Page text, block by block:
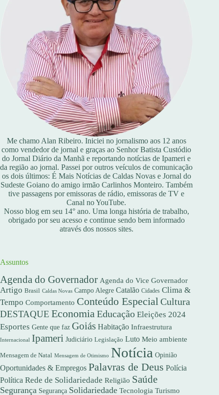
Me chamo Alan Ribeiro. Iniciei no jornalismo aos 12 anos
como vendedor de jornal e graças ao Senhor Batista Custódio
do Jornal Diário da Manhã e reportando notícias de Ipameri e
da região ao jornal. Passei por outros veículos de comunicação
os dois últimos: É Mais Notícias de Caldas Novas e Jornal do
Sudeste Goiano do amigo irmão Carlinhos Monteiro. Também
tive passagens por emissoras de rádio, emissoras de TV e
Canal no YouTube.
Nosso blog em seu 14° ano. Uma longa história de trabalho,
obrigado por seu acesso e continue sendo bem informado
através dos nossos sites.
Assuntos
Agenda do Governador Agenda do Vice Governador
Artigo Brasil Caldas Novas Campo Alegre Catalão Cidades Clima &
Tempo Comportamento Conteúdo EspecialCultura
DESTAQUE EconomiaEducação Eleições 2024
Esportes Gente que faz Goiás Habitação Infraestrutura
Internacional Ipameri Judiciário Legislação Luto Meio ambiente
Mensagem de Natal Mensagem de Otimismo Notícia Opinião
Oportunidades & Empregos Palavras de Deus Polícia
Política Rede de Solidariedade Religião Saúde
Segurança Segurança Solidariedade Tecnologia Turismo